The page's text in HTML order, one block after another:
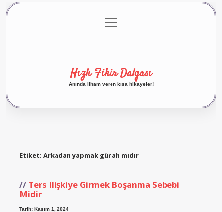
Gizlilik Politikası
menüyü
aç
Hızlı Fikir Dalgası
Anında ilham veren kısa hikayeler!
Etiket: Arkadan yapmak günah mıdır
Ters Ilişkiye Girmek Boşanma Sebebi
Midir
Tarih: Kasım 1, 2024